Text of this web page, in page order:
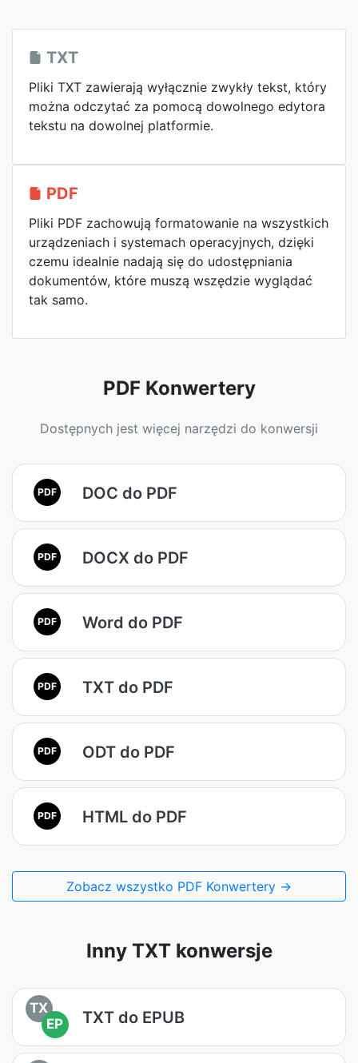
TXT
Pliki TXT zawierają wyłącznie zwykły tekst, który
można odczytać za pomocą dowolnego edytora
tekstu na dowolnej platformie.
PDF
Pliki PDF zachowują formatowanie na wszystkich
urządzeniach i systemach operacyjnych, dzięki
czemu idealnie nadają się do udostępniania
dokumentów, które muszą wszędzie wyglądać
tak samo.
PDF Konwertery
Dostępnych jest więcej narzędzi do konwersji
PDF DOC do PDF
PDF DOCX do PDF
PDF Word do PDF
PDF TXT do PDF
PDF ODT do PDF
PDF HTML do PDF
Zobacz wszystko PDF Konwertery →
Inny TXT konwersje
TX
EP
TXT do EPUB